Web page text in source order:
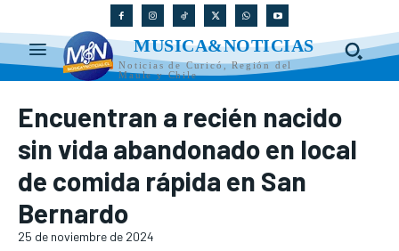
MUSICA&NOTICIAS
Noticias de Curicó, Región del
Maule y Chile
Encuentran a recién nacido
sin vida abandonado en local
de comida rápida en San
Bernardo
25 de noviembre de 2024